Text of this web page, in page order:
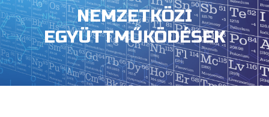
NEMZETKÖZI
EGYÜTTMŰKÖDÉSEK